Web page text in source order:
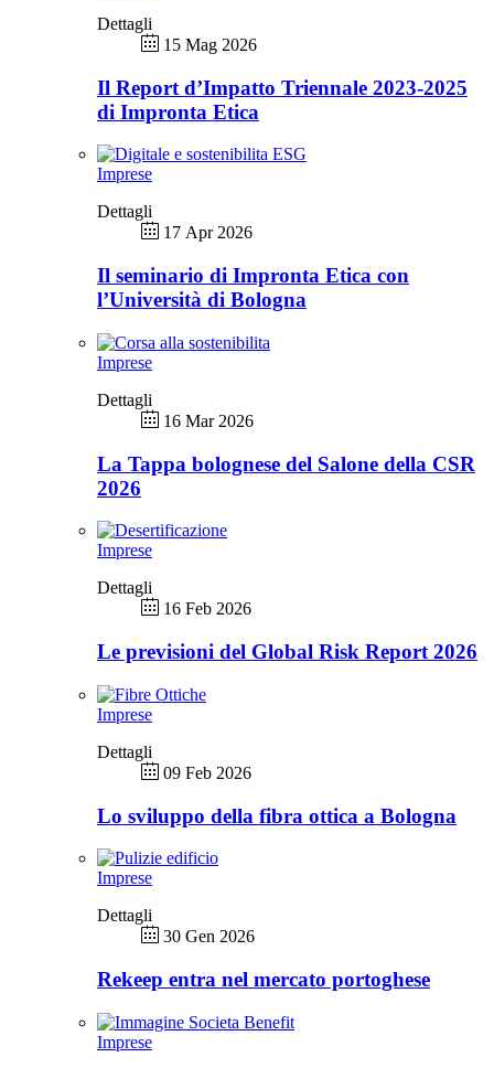
Dettagli
15 Mag 2026
Il Report d’Impatto Triennale 2023-2025
di Impronta Etica
Imprese
Dettagli
17 Apr 2026
Il seminario di Impronta Etica con
l’Università di Bologna
Imprese
Dettagli
16 Mar 2026
La Tappa bolognese del Salone della CSR
2026
Imprese
Dettagli
16 Feb 2026
Le previsioni del Global Risk Report 2026
Imprese
Dettagli
09 Feb 2026
Lo sviluppo della fibra ottica a Bologna
Imprese
Dettagli
30 Gen 2026
Rekeep entra nel mercato portoghese
Imprese